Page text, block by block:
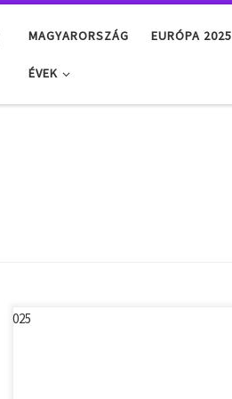
MAGYARORSZÁG EURÓPA 2025
ÉVEK